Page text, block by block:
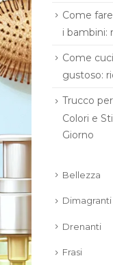
Come
i bambini:
Come
gustoso:
Trucco
Colori e
Giorno
Bellezza
Dimagranti
Drenanti
Frasi